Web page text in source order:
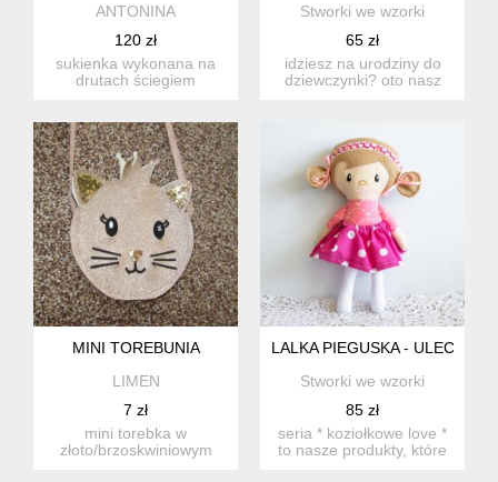
ANTONINA
120 zł
sukienka wykonana na
drutach ściegiem
Stworki we wzorki
65 zł
idziesz na urodziny do
dziewczynki? oto nasz
MINI TOREBUNIA
LIMEN
7 zł
mini torebka w
złoto/brzoskwiniowym
LALKA PIEGUSKA - ULECZKA-
Stworki we wzorki
85 zł
seria * koziołkowe love *
to nasze produkty, które